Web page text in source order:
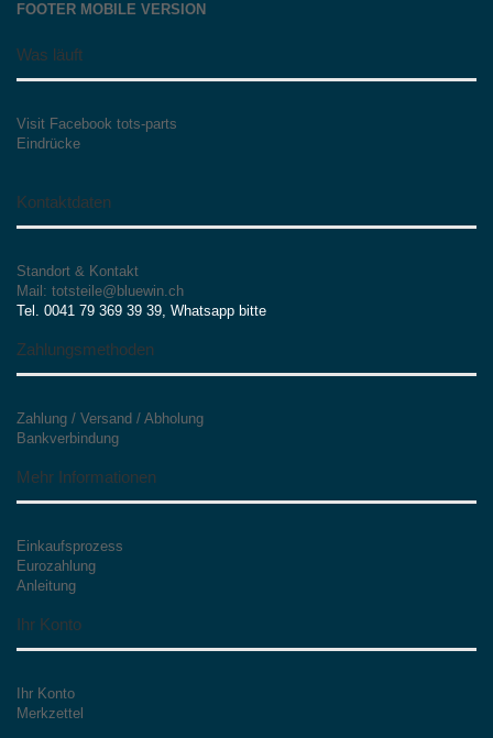
FOOTER MOBILE VERSION
Was läuft
Visit Facebook tots-parts
Eindrücke
Kontaktdaten
Standort & Kontakt
Mail: totsteile@bluewin.ch
Tel. 0041 79 369 39 39, Whatsapp bitte
Zahlungsmethoden
Zahlung / Versand / Abholung
Bankverbindung
Mehr Informationen
Einkaufsprozess
Eurozahlung
Anleitung
Ihr Konto
Ihr Konto
Merkzettel